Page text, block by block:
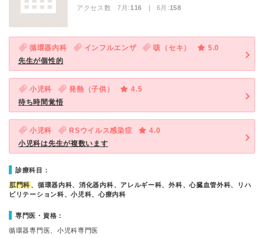
アクセス数 7月:116 | 6月:158
循環器内科 インフルエンザ 咳（セキ）
5.0
先生が個性的
小児科 発熱（子供）
4.5
待ち時間覚悟
小児科 RSウイルス感染症
4.0
小児科は先生が複数います
診療科目：
肛門科 、循環器内科、消化器内科、アレルギー科、外科、心臓血管外科、リハ
ビリテーション科、小児科、心療内科
専門医・資格：
循環器専門医、小児科専門医